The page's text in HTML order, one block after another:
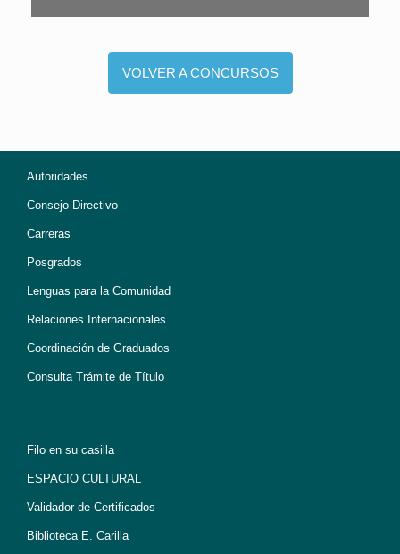
VOLVER A CONCURSOS
Autoridades
Consejo Directivo
Carreras
Posgrados
Lenguas para la Comunidad
Relaciones Internacionales
Coordinación de Graduados
Consulta Trámite de Título
Filo en su casilla
ESPACIO CULTURAL
Validador de Certificados
Biblioteca E. Carilla